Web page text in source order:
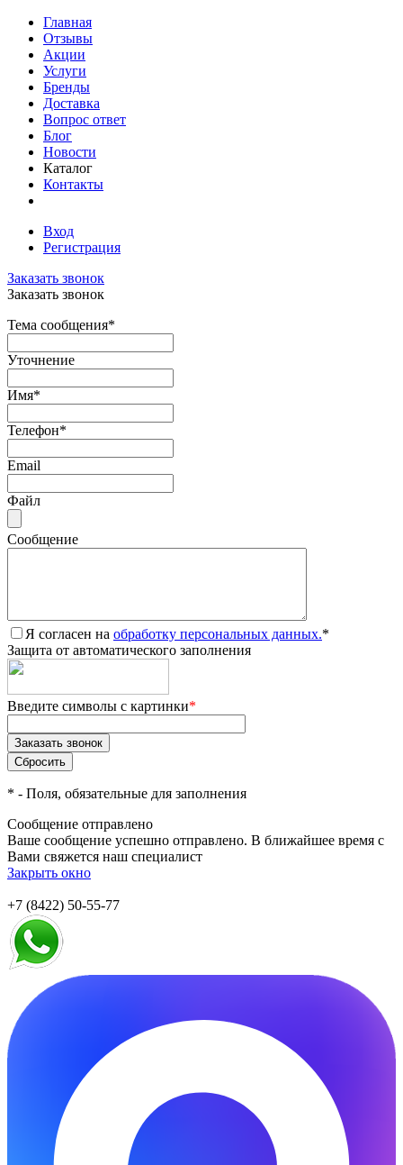
Главная
Отзывы
Акции
Услуги
Бренды
Доставка
Вопрос ответ
Блог
Новости
Каталог
Контакты
Вход
Регистрация
Заказать звонок
Заказать звонок
Тема сообщения*
Уточнение
Имя*
Телефон*
Email
Файл
Сообщение
Я согласен на обработку персональных данных.*
Защита от автоматического заполнения
Введите символы с картинки*
* - Поля, обязательные для заполнения
Сообщение отправлено
Ваше сообщение успешно отправлено. В ближайшее время с
Вами свяжется наш специалист
Закрыть окно
+7 (8422) 50-55-77